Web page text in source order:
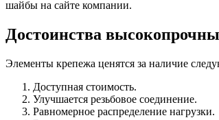
шайбы на сайте компании.
Достоинства
Элементы крепежа ценятся за наличие
Доступная стоимость.
Улучшается резьбовое соединение.
Равномерное распределение нагрузки.